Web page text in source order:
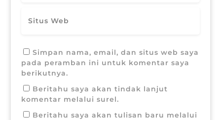
Simpan nama, email, dan situs web saya
pada peramban ini untuk komentar saya
berikutnya.
Beritahu saya akan tindak lanjut
komentar melalui surel.
Beritahu saya akan tulisan baru melalui